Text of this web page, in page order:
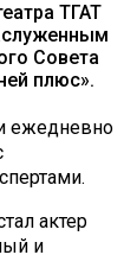
ТГАТ
Совета
плюс».
ежедневно
актер
и